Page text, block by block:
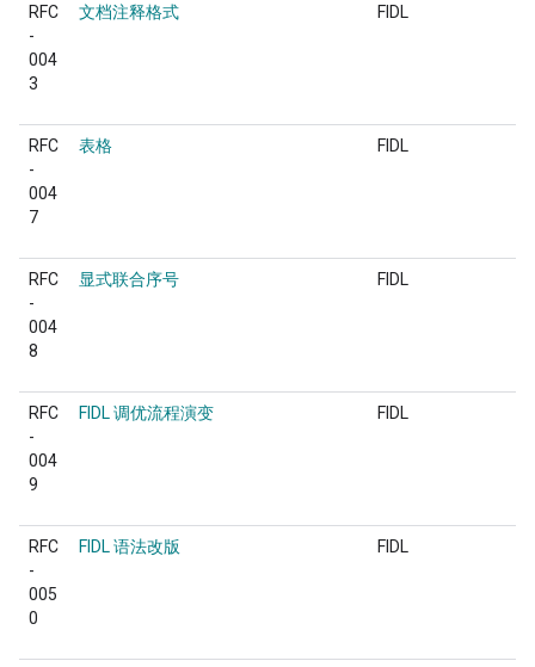
RFC
-
004
3
文档注释格式 FIDL
RFC
-
004
7
表格 FIDL
RFC
-
004
8
显式联合序号 FIDL
RFC
-
004
9
FIDL 调优流程演变 FIDL
RFC
-
005
0
FIDL 语法改版 FIDL